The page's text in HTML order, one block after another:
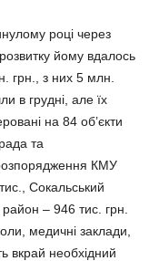
році через
йому вдалось
грн., з них 5 млн.
в грудні, але їх
на 84 об’єкти
та
КМУ
Сокальський
– 946 тис. грн.
медичні заклади,
вкрай необхідний